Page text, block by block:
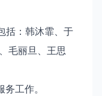
括：韩沐霏、于
毛丽旦、王思
工作。